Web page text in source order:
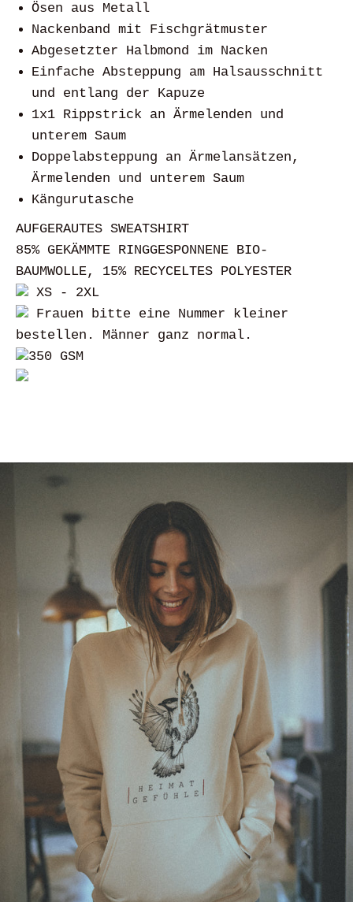
Ösen aus Metall
Nackenband mit Fischgrätmuster
Abgesetzter Halbmond im Nacken
Einfache Absteppung am Halsausschnitt
und entlang der Kapuze
1x1 Rippstrick an Ärmelenden und
unterem Saum
Doppelabsteppung an Ärmelansätzen,
Ärmelenden und unterem Saum
Kängurutasche
AUFGERAUTES SWEATSHIRT
85% GEKÄMMTE RINGGESPONNENE BIO-
BAUMWOLLE, 15% RECYCELTES POLYESTER
XS - 2XL
Frauen bitte eine Nummer kleiner
bestellen. Männer ganz normal.
350 GSM